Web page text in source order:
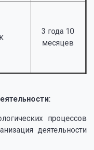
3 года 10
месяцев
процессов
деятельности